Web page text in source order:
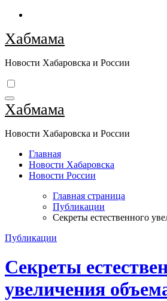
Перейти
содержимому
Хабмама
Новости Хабаровска и России
Хабмама
Новости Хабаровска и России
Главная
Новости Хабаровска
Новости России
Главная страница
Публикации
Секреты естественного
Публикации
Секреты
увеличения